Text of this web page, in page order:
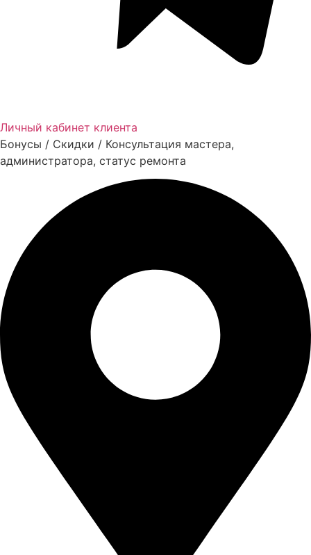
Личный кабинет клиента
Бонусы / Скидки / Консультация мастера,
администратора, статус ремонта